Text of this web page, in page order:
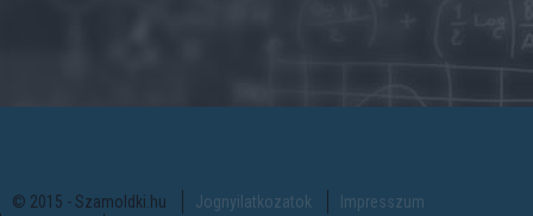
© 2015 - Szamoldki.hu Jognyilatkozatok Impresszum